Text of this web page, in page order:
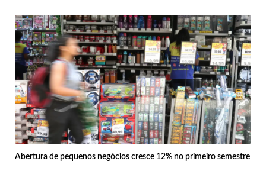
Abertura de pequenos negócios cresce 12% no primeiro semestre